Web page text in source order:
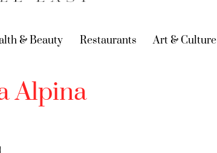
& Beauty (current)
Restaurants (current)
Art & Culture
Alpina